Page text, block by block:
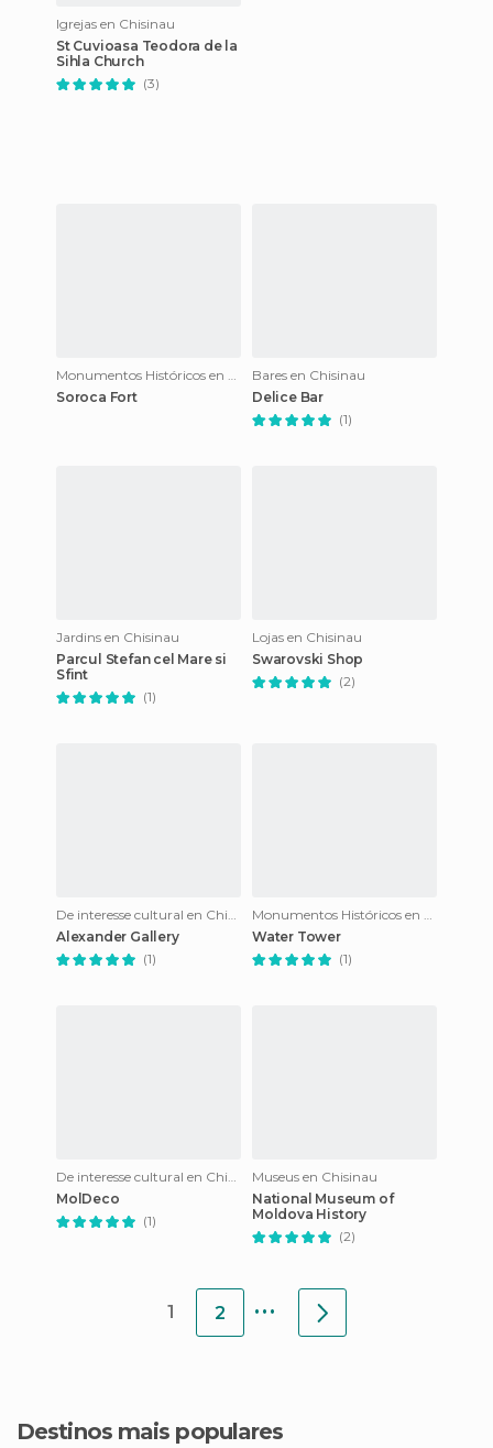
Igrejas en Chisinau
St Cuvioasa Teodora de la
Sihla Church
(3)
Monumentos Históricos en Soroca
Soroca Fort
Bares en Chisinau
Delice Bar
(1)
Jardins en Chisinau
Parcul Stefan cel Mare si
Sfint
(1)
Lojas en Chisinau
Swarovski Shop
(2)
De interesse cultural en Chisinau
Alexander Gallery
(1)
Monumentos Históricos en Chisinau
Water Tower
(1)
De interesse cultural en Chisinau
MolDeco
(1)
Museus en Chisinau
National Museum of
Moldova History
(2)
1 2 ...
Destinos mais populares